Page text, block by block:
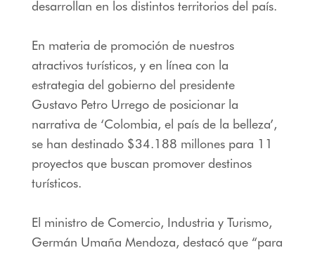
desarrollan en los distintos territorios del país.
En materia de promoción de nuestros
atractivos turísticos, y en línea con la
estrategia del gobierno del presidente
Gustavo Petro Urrego de posicionar la
narrativa de ‘Colombia, el país de la belleza’,
se han destinado $34.188 millones para 11
proyectos que buscan promover destinos
turísticos.
El ministro de Comercio, Industria y Turismo,
Germán Umaña Mendoza, destacó que “para